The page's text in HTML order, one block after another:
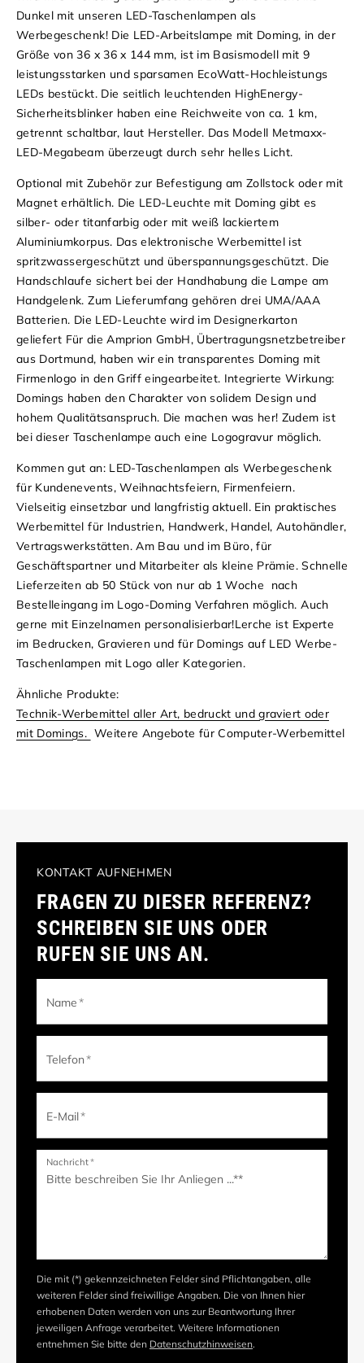
Dunkel mit unseren LED-Taschenlampen als
Werbegeschenk! Die LED-Arbeitslampe mit Doming, in der
Größe von 36 x 36 x 144 mm, ist im Basismodell mit 9
leistungsstarken und sparsamen EcoWatt-Hochleistungs
LEDs bestückt. Die seitlich leuchtenden HighEnergy-
Sicherheitsblinker haben eine Reichweite von ca. 1 km,
getrennt schaltbar, laut Hersteller. Das Modell Metmaxx-
LED-Megabeam überzeugt durch sehr helles Licht.
Optional mit Zubehör zur Befestigung am Zollstock oder mit
Magnet erhältlich. Die LED-Leuchte mit Doming gibt es
silber- oder titanfarbig oder mit weiß lackiertem
Aluminiumkorpus. Das elektronische Werbemittel ist
spritzwassergeschützt und überspannungsgeschützt. Die
Handschlaufe sichert bei der Handhabung die Lampe am
Handgelenk. Zum Lieferumfang gehören drei UMA/AAA
Batterien. Die LED-Leuchte wird im Designerkarton
geliefert Für die Amprion GmbH, Übertragungsnetzbetreiber
aus Dortmund, haben wir ein transparentes Doming mit
Firmenlogo in den Griff eingearbeitet. Integrierte Wirkung:
Domings haben den Charakter von solidem Design und
hohem Qualitätsanspruch. Die machen was her! Zudem ist
bei dieser Taschenlampe auch eine Logogravur möglich.
Kommen gut an: LED-Taschenlampen als Werbegeschenk
für Kundenevents, Weihnachtsfeiern, Firmenfeiern.
Vielseitig einsetzbar und langfristig aktuell. Ein praktisches
Werbemittel für Industrien, Handwerk, Handel, Autohändler,
Vertragswerkstätten. Am Bau und im Büro, für
Geschäftspartner und Mitarbeiter als kleine Prämie.Schnelle
Lieferzeiten ab 50 Stück von nur ab 1 Woche nach
Bestelleingang im Logo-Doming Verfahren möglich. Auch
gerne mit Einzelnamen personalisierbar!Lerche ist Experte
im Bedrucken, Gravieren und für Domings auf LED Werbe-
Taschenlampen mit Logo aller Kategorien.
Ähnliche Produkte:
Technik-Werbemittel aller Art, bedruckt und graviert oder
mit Domings. Weitere Angebote für Computer-Werbemittel
KONTAKT AUFNEHMEN
FRAGEN ZU DIESER REFERENZ?
SCHREIBEN SIE UNS ODER
RUFEN SIE UNS AN.
Name*
Telefon*
E-Mail*
Nachricht*
Die mit (*) gekennzeichneten Felder sind Pflichtangaben, alle
weiteren Felder sind freiwillige Angaben. Die von Ihnen hier
erhobenen Daten werden von uns zur Beantwortung Ihrer
jeweiligen Anfrage verarbeitet. Weitere Informationen
entnehmen Sie bitte den Datenschutzhinweisen.